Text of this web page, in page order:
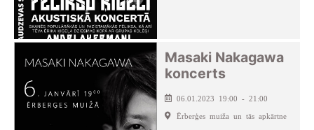
Masaki Nakagawa
koncerts
06.01.2023 19:00 - 21:00
Ērberģes muiža un tās apkārtne